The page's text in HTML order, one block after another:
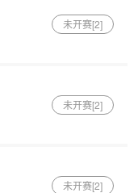
未开赛[2]
未开赛[2]
未开赛[2]